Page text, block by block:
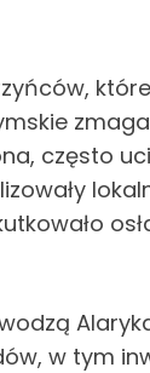
często
w tym